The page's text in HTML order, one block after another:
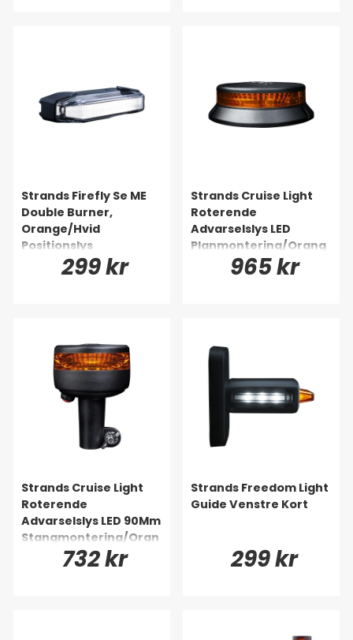
Strands Firefly Se ME
Double Burner,
Orange/Hvid
Positionslys
299 kr
Strands Cruise Light
Roterende
Advarselslys LED
Planmontering/Orang
965 kr
Strands Cruise Light
Roterende
Advarselslys LED 90Mm
Stangmontering/Oran
ge Linse732 kr
Strands Freedom Light
Guide Venstre Kort
299 kr